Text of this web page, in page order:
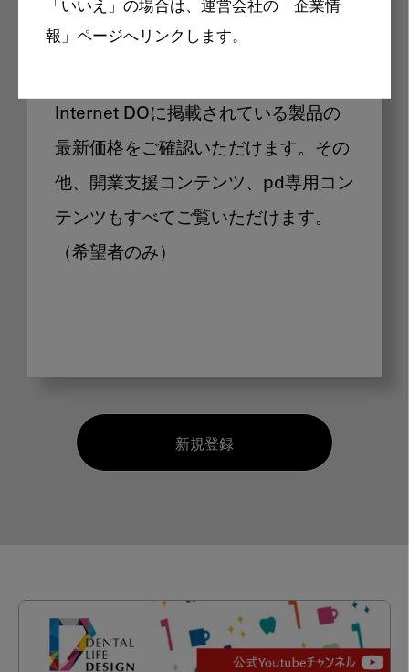
「いいえ」の場合は、運営会社の「企業情
報」ページへリンクします。
製品価格も閲覧可能
Internet DOに掲載されている製品の
最新価格をご確認いただけます。その
他、開業支援コンテンツ、pd専用コン
テンツもすべてご覧いただけます。
（希望者のみ）
新規登録